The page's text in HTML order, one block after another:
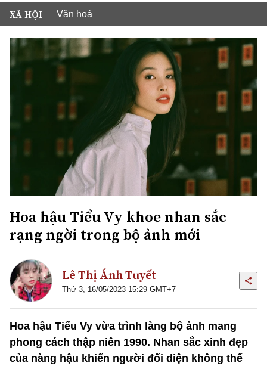
XÃ HỘI Văn hoá
Hoa hậu Tiểu Vy khoe nhan sắc
rạng ngời trong bộ ảnh mới
Lê Thị Ánh Tuyết
Thứ 3, 16/05/2023 15:29 GMT+7
Hoa hậu Tiểu Vy vừa trình làng bộ ảnh mang
phong cách thập niên 1990. Nhan sắc xinh đẹp
của nàng hậu khiến người đối diện không thể